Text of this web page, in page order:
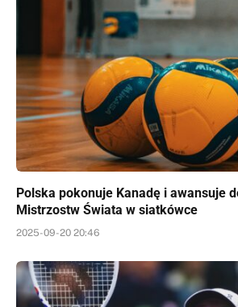
Polska pokonuje Kanadę i awansuje
Mistrzostw Świata w siatkówce
2025-09-20 20:46